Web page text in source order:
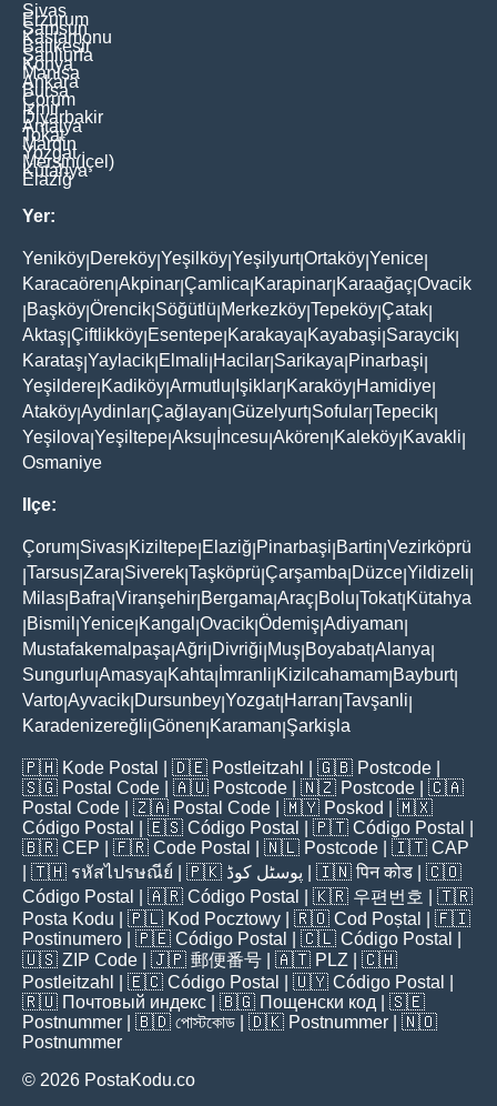
Sivas
Erzurum
Samsun
Kastamonu
Balikesir
Şanliurfa
Konya
Manisa
Ankara
Bursa
Çorum
İzmir
Diyarbakir
Antalya
Tokat
Mardin
Yozgat
Mersin(İçel)
Kütahya
Elaziğ
Yer:
Yeniköy Dereköy Yeşilköy Yeşilyurt|Ortaköy Yenice
Karacaören Akpinar Çamlica Karapinar Karaağaç Ovacik
Başköy Örencik Söğütlü Merkezköy Tepeköy Çatak
Aktaş Çiftlikköy Esentepe Karakaya Kayabaşi Saraycik
Karataş Yaylacik Elmali Hacilar Sarikaya Pinarbaşi
Yeşildere Kadiköy Armutlu Işiklar Karaköy Hamidiye
Ataköy Aydinlar Çağlayan Güzelyurt| Sofular Tepecik
Yeşilova Yeşiltepe Aksu İncesu Akören Kaleköy Kavakli
Osmaniye
Ilçe:
Çorum Sivas Kiziltepe Elaziğ Pinarbaşi Bartin Vezirköprü
Tarsus Zara Siverek Taşköprü Çarşamba Düzce Yildizeli
Milas Bafra Viranşehir Bergama Araç Bolu Tokat| Kütahya
Bismil Yenice Kangal Ovacik Ödemiş Adiyaman
Mustafakemalpaşa Ağri Divriği Muş Boyabat|Alanya
Sungurlu Amasya Kahta İmranli Kizilcahamam Bayburt|
Varto Ayvacik Dursunbey Yozgat| Harran Tavşanli
Karadenizereğli Gönen Karaman Şarkişla
🇵🇭 Kode Postal | 🇩🇪 Postleitzahl | 🇬🇧 Postcode
🇸🇬 Postal Code | 🇦🇺 Postcode | 🇳🇿 Postcode | 🇨🇦
Postal Code | 🇿🇦 Postal Code | 🇲🇾 Poskod
| 🇲🇽
Código Postal
| 🇪🇸 Código Postal | 🇵🇹 Código Postal
🇧🇷 CEP | 🇫🇷 Code Postal | 🇳🇱 Postcode | 🇮🇹 CAP
| 🇹🇭 รหัสไปรษณีย์ | 🇵🇰 پوسٹل کوڈ | 🇮🇳पिन कोड | 🇨🇴
Código Postal
| 🇦🇷 Código Postal | 🇰🇷 우편번호
| 🇹🇷
Posta Kodu | 🇵🇱 Kod Pocztowy | 🇷🇴 Cod Poștal
| 🇫🇮
Postinumero | 🇵🇪 Código Postal | 🇨🇱 Código Postal
🇺🇸 ZIP Code | 🇯🇵 郵便番号 | 🇦🇹 PLZ | 🇨🇭
Postleitzahl
| 🇪🇨 Código Postal | 🇺🇾 Código Postal
🇷🇺 Почтовый индекс | 🇧🇬 Пощенски код | 🇸🇪
Postnummer | 🇧🇩 পোস্টকোড | 🇩🇰 Postnummer | 🇳🇴
Postnummer
© 2026 PostaKodu.co